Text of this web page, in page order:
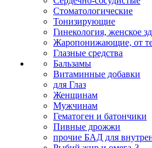
Стоматологические
Тонизирующие
Гинекология, женское
Жаропонижающие, от
Глазные средства
Бальзамы
Витаминные добавки
для Глаз
Женщинам
Мужчинам
Гематоген и батончики
Пивные дрожжи
прочие БАД для